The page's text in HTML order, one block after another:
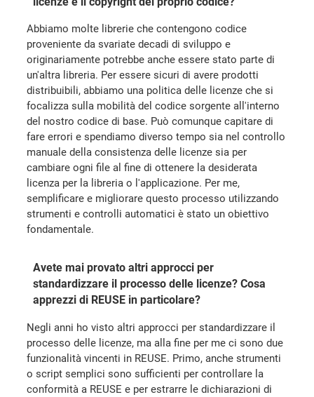
Abbiamo molte librerie che contengono codice
proveniente da svariate decadi di sviluppo e
originariamente potrebbe anche essere stato parte di
un'altra libreria. Per essere sicuri di avere prodotti
distribuibili, abbiamo una politica delle licenze che si
focalizza sulla mobilità del codice sorgente all'interno
del nostro codice di base. Può comunque capitare di
fare errori e spendiamo diverso tempo sia nel controllo
manuale della consistenza delle licenze sia per
cambiare ogni file al fine di ottenere la desiderata
licenza per la libreria o l'applicazione. Per me,
semplificare e migliorare questo processo utilizzando
strumenti e controlli automatici è stato un obiettivo
fondamentale.
Avete mai provato altri approcci per
standardizzare il processo delle licenze? Cosa
apprezzi di REUSE in particolare?
Negli anni ho visto altri approcci per standardizzare il
processo delle licenze, ma alla fine per me ci sono due
funzionalità vincenti in REUSE. Primo, anche strumenti
o script semplici sono sufficienti per controllare la
conformità a REUSE e per estrarre le dichiarazioni di